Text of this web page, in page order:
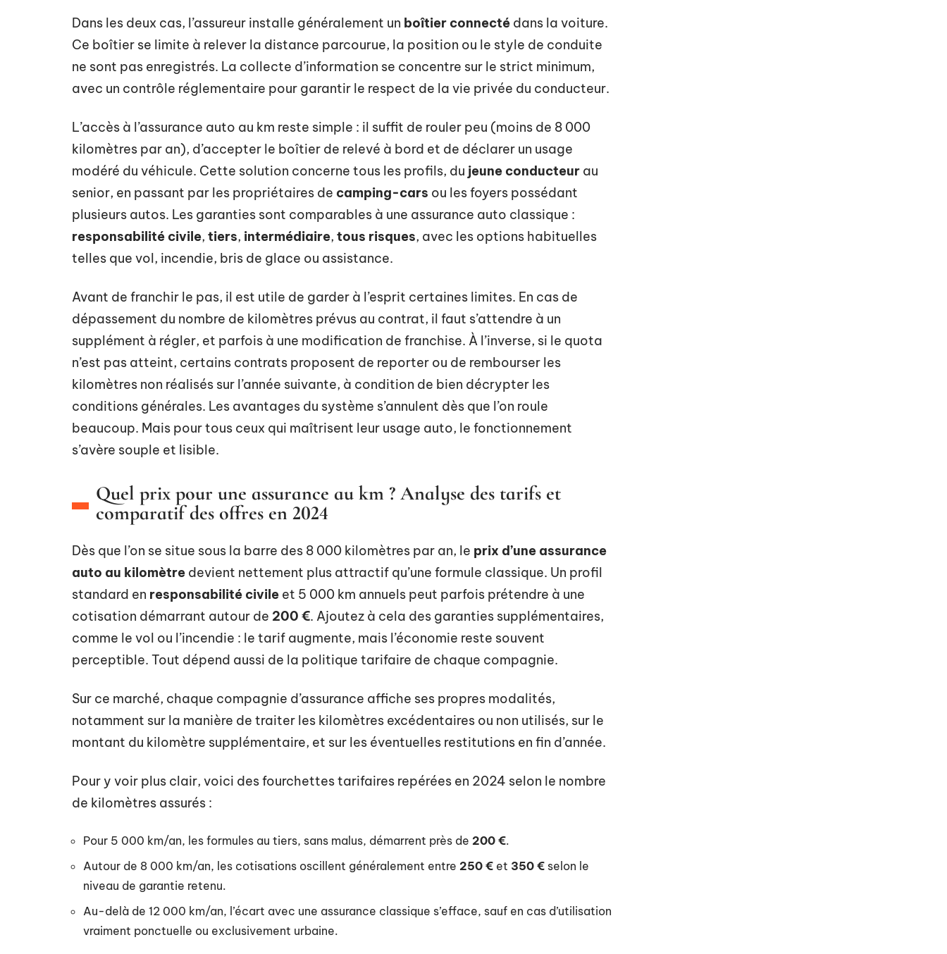
Dans les deux cas, l’assureur installe généralement un boîtier connecté dans la voiture.
Ce boîtier se limite à relever la distance parcourue, la position ou le style de conduite
ne sont pas enregistrés. La collecte d’information se concentre sur le strict minimum,
avec un contrôle réglementaire pour garantir le respect de la vie privée du conducteur.
L’accès à l’assurance auto au km reste simple : il suffit de rouler peu (moins de 8 000
kilomètres par an), d’accepter le boîtier de relevé à bord et de déclarer un usage
modéré du véhicule. Cette solution concerne tous les profils, du jeune conducteur au
senior, en passant par les propriétaires de camping-cars ou les foyers possédant
plusieurs autos. Les garanties sont comparables à une assurance auto classique :
responsabilité civile, tiers, intermédiaire, tous risques, avec les options habituelles
telles que vol, incendie, bris de glace ou assistance.
Avant de franchir le pas, il est utile de garder à l’esprit certaines limites. En cas de
dépassement du nombre de kilomètres prévus au contrat, il faut s’attendre à un
supplément à régler, et parfois à une modification de franchise. À l’inverse, si le quota
n’est pas atteint, certains contrats proposent de reporter ou de rembourser les
kilomètres non réalisés sur l’année suivante, à condition de bien décrypter les
conditions générales. Les avantages du système s’annulent dès que l’on roule
beaucoup. Mais pour tous ceux qui maîtrisent leur usage auto, le fonctionnement
s’avère souple et lisible.
Quel prix pour une assurance au km ? Analyse des tarifs et
comparatif des offres en 2024
Dès que l’on se situe sous la barre des 8 000 kilomètres par an, le prix d’une assurance
auto au kilomètre devient nettement plus attractif qu’une formule classique. Un profil
standard en responsabilité civile et 5 000 km annuels peut parfois prétendre à une
cotisation démarrant autour de 200 €. Ajoutez à cela des garanties supplémentaires,
comme le vol ou l’incendie : le tarif augmente, mais l’économie reste souvent
perceptible. Tout dépend aussi de la politique tarifaire de chaque compagnie.
Sur ce marché, chaque compagnie d’assurance affiche ses propres modalités,
notamment sur la manière de traiter les kilomètres excédentaires ou non utilisés, sur le
montant du kilomètre supplémentaire, et sur les éventuelles restitutions en fin d’année.
Pour y voir plus clair, voici des fourchettes tarifaires repérées en 2024 selon le nombre
de kilomètres assurés :
Pour 5 000 km/an, les formules au tiers, sans malus, démarrent près de 200 €.
Autour de 8 000 km/an, les cotisations oscillent généralement entre 250 € et 350 € selon le
niveau de garantie retenu.
Au-delà de 12 000 km/an, l’écart avec une assurance classique s’efface, sauf en cas d’utilisation
vraiment ponctuelle ou exclusivement urbaine.